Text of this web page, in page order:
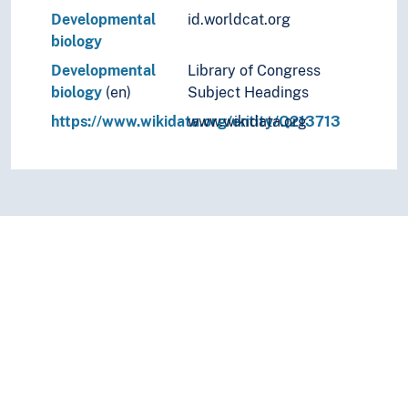
Developmental
biology
id.worldcat.org
Developmental
biology (en)
Library of Congress
Subject Headings
https://www.wikidata.org/entity/Q213713
www.wikidata.org